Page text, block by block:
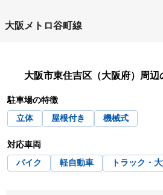
大阪市東成区
大阪市平野区
大阪市港区 大
豊能郡豊能町
今川
大阪メトロ谷町線
大阪市東住吉区（大阪府）
周辺
駐車場の特徴
立体
屋根付き 機械式
対応車両
バイク
軽自動車 トラック・